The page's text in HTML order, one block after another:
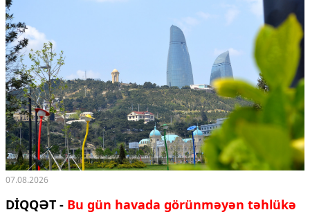
07.08.2026
DİQQƏT - Bu gün havada görünməyən təhlükə